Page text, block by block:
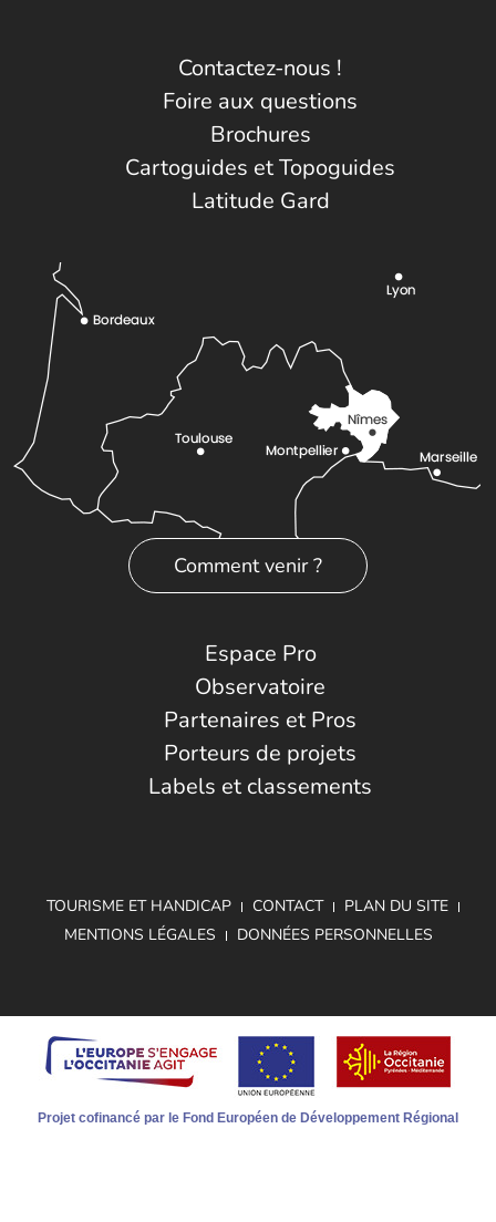
Contactez-nous !
Foire aux questions
Brochures
Cartoguides et Topoguides
Latitude Gard
Comment venir ?
Espace Pro
Observatoire
Partenaires et Pros
Porteurs de projets
Labels et classements
TOURISME ET HANDICAP CONTACT
PLAN DU SITE
MENTIONS LÉGALES
DONNÉES PERSONNELLES
Projet cofinancé par le Fond Européen de Développement Régional